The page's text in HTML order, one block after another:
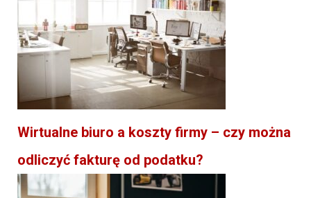
Wirtualne biuro a koszty firmy – czy można
odliczyć fakturę od podatku?